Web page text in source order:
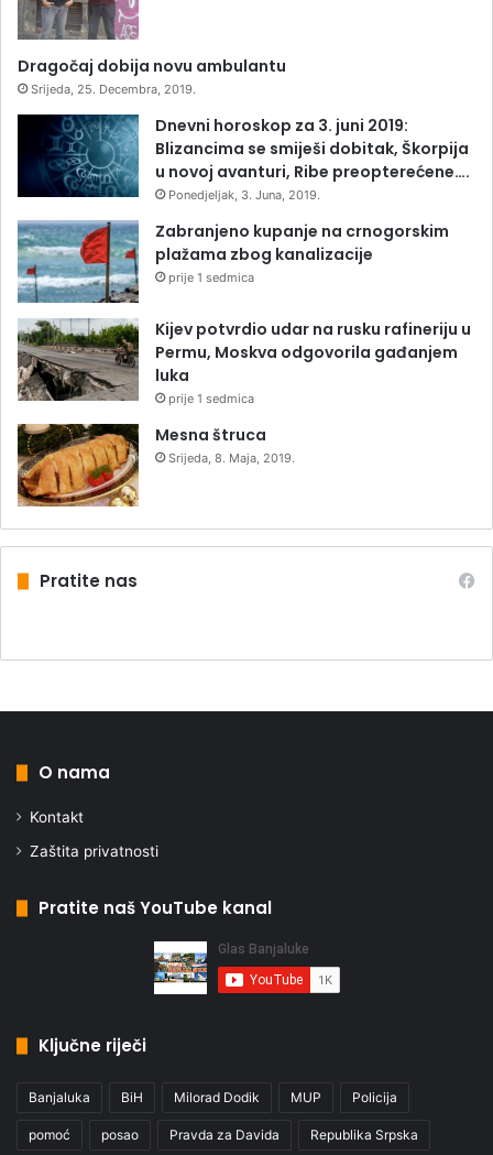
Dragočaj dobija novu ambulantu
Srijeda, 25. Decembra, 2019.
Dnevni horoskop za 3. juni 2019:
Blizancima se smiješi dobitak, Škorpija
u novoj avanturi, Ribe preopterećene….
Ponedjeljak, 3. Juna, 2019.
Zabranjeno kupanje na crnogorskim
plažama zbog kanalizacije
prije 1 sedmica
Kijev potvrdio udar na rusku rafineriju u
Permu, Moskva odgovorila gađanjem
luka
prije 1 sedmica
Mesna štruca
Srijeda, 8. Maja, 2019.
Pratite nas
O nama
Kontakt
Zaštita privatnosti
Pratite naš YouTube kanal
Ključne riječi
Banjaluka BiH Milorad Dodik MUP Policija
pomoć posao Pravda za Davida Republika Srpska